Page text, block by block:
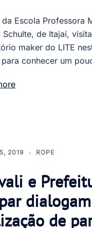
Escola Professora
Schulte, de Itajaí,
maker do LITE
conhecer um
2019 ROPE
e
de